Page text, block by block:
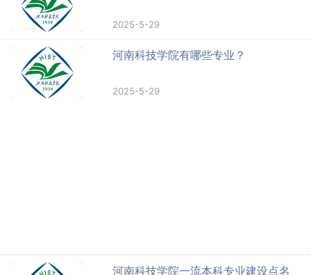
2025-5-29
河南科技学院有哪些专业？
2025-5-29
河南科技学院一流本科专业建设点名